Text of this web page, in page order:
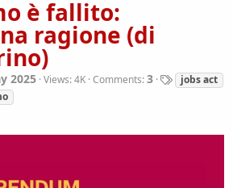
è fallito:
ragione (di
2025 Views:4K Comments:3
T
a
jobs act